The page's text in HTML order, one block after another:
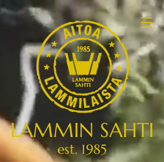
est. 1985
LAMMIN SAHTI